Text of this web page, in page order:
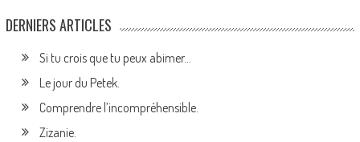
DERNIERS ARTICLES
Si tu crois que tu peux abimer…
Le jour du Petek.
Comprendre l’incompréhensible.
Zizanie.